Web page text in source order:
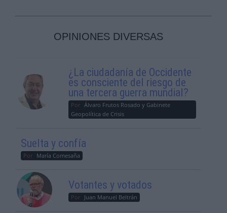
OPINIONES DIVERSAS
¿La ciudadanía de Occidente
es consciente del riesgo de
una tercera guerra mundial?
Por Álvaro Frutos Rosado y Gabinete
Geopolítica de Crisis
Suelta y confía
Por María Comesaña
Votantes y votados
Por Juan Manuel Beltrán